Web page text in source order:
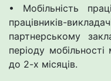
• Мобільність
працівників-
партнерському
періоду
до 2-х місяців.